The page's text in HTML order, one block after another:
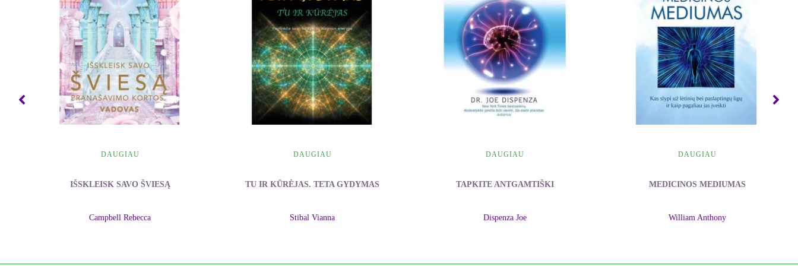
- Taip, kiti režisieriai tai jau išbandė. Leidykloje kažkas pardavė jos elektroninį adresą už gerus pinigus, bet ji nei vienam neatsakė.
- Gal ji nemoka angliškai... Parašysime jai lietuviškai. – nusijuokė Maiklas.
- Manai, kad kiti režisieriai to nebandė? Juk nebūtų tokie kvaili... Manau, kad ji gavo laiškus, bet paprasčiausiai neatsakė į juos.
- Klausyk, man kažkas skambina kita linija. Turiu atsiliepti. O tu užsiimk tuo reikalu. Kai tik ką turėsi, skambink.
- Gerai. Iki. – dar ištarė Eva, bet šių žodžių Maiklas jau nebegirdėjo, atsijungė.
DAUGIAU
IŠSKLEISK SAVO ŠVIESĄ
Campbell Rebecca
DAUGIAU
TU IR KŪRĖJAS. TETA GYDYMAS
Stibal Vianna
DAUGIAU
TAPKITE ANTGAMTIŠKI
Dispenza Joe
DAUGIAU
MEDICINOS MEDIUMAS
William Anthony